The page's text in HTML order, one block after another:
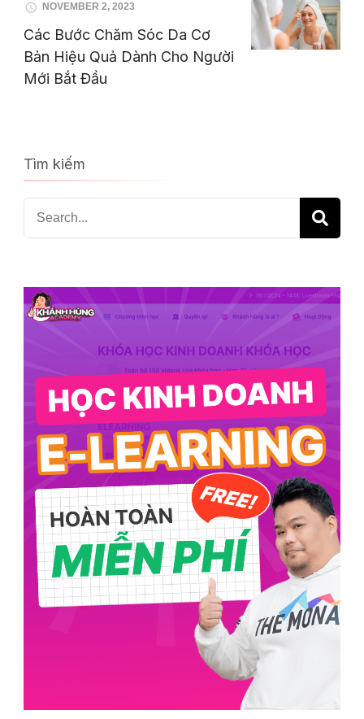
NOVEMBER 2, 2023
Các Bước Chăm Sóc Da Cơ
Bản Hiệu Quả Dành Cho Người
Mới Bắt Đầu
Tìm kiếm
Search
for: